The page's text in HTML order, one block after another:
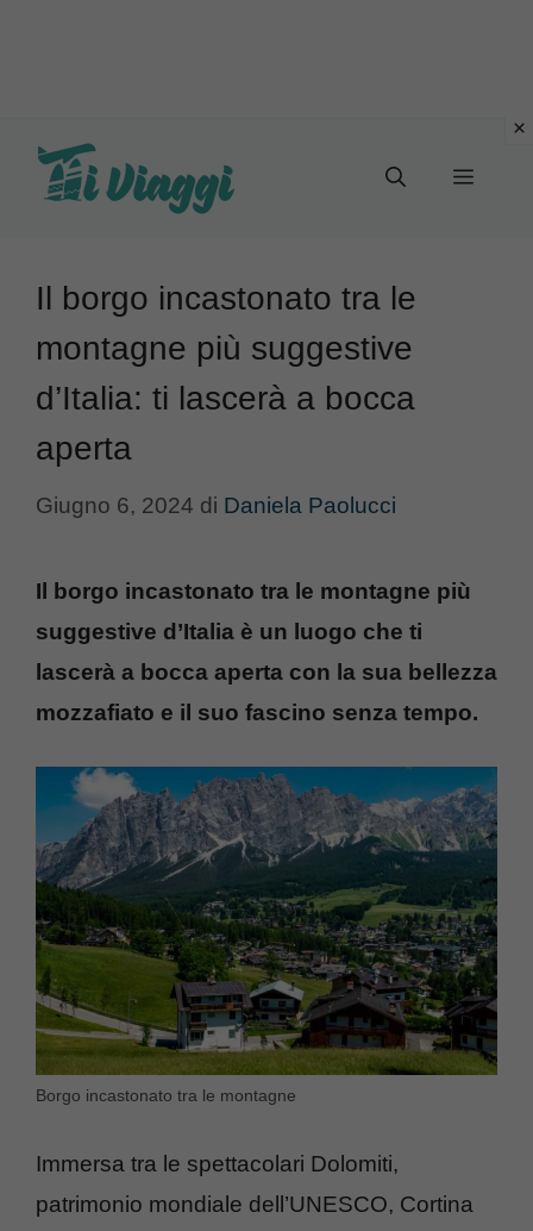
Menu
Il borgo incastonato tra le
montagne più suggestive
d’Italia: ti lascerà a bocca
aperta
Giugno 6, 2024 di Daniela Paolucci
Il borgo incastonato tra le montagne più
suggestive d’Italia è un luogo che ti
lascerà a bocca aperta con la sua bellezza
mozzafiato e il suo fascino senza tempo.
Borgo incastonato tra le montagne
Immersa tra le spettacolari Dolomiti,
patrimonio mondiale dell’UNESCO, Cortina